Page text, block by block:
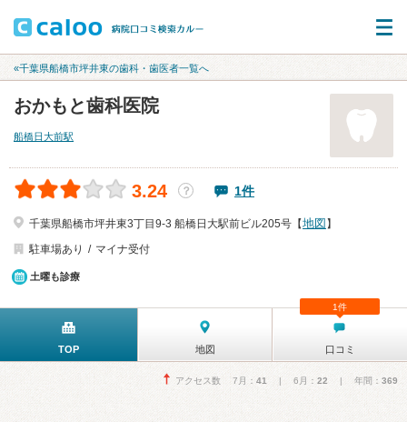
«千葉県船橋市坪井東の歯科・歯医者一覧へ
おかもと歯科医院
船橋日大前駅
3.24 ？ 1件
千葉県船橋市坪井東3丁目9-3 船橋日大駅前ビル205号【地図 】
駐車場あり
マイナ受付
土曜も診療
TOP 地図 口コミ
1件
アクセス数 7月： 41 | 6月： 22 | 年間： 369